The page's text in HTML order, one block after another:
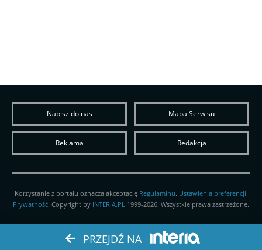
Napisz do nas Mapa Serwisu
Reklama Redakcja
Korzystanie z portalu oznacza akceptację Regulaminu. Ustawienia preferencji.
Prywatność. Copyright by INTERIA.PL 1999-2026. Wszystkie prawa zastrzeżone.
PRZEJDŹ NA